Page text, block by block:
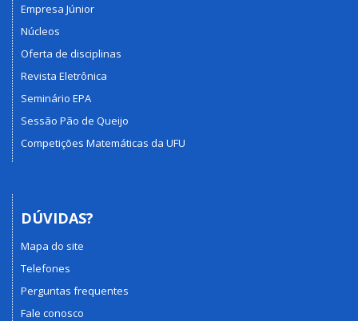
Empresa Júnior
Núcleos
Oferta de disciplinas
Revista Eletrônica
Seminário EPA
Sessão Pão de Queijo
Competições Matemáticas da UFU
DÚVIDAS?
Mapa do site
Telefones
Perguntas frequentes
Fale conosco